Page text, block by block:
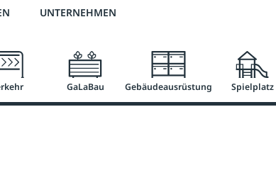
Skonto versandkostenfrei ab 50 €
UNTERNEHMEN
GaLaBau Gebäudeausrüstung Spielplatz